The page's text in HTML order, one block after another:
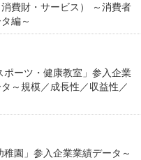
費財・サービス） ～消費者
編～
ポーツ・健康教室」参入企業
～規模／成長性／収益性／
稚園」参入企業業績データ～